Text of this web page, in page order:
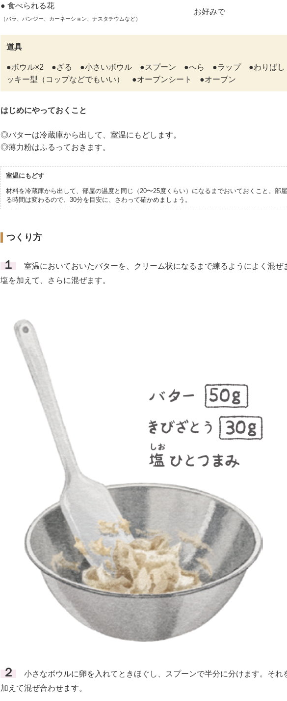
● 食べられる花
（バラ、パンジー、カーネーション、ナスタチウムなど）
お好みで
道具
●ボウル×2 ●ざる ●小さいボウル ●スプーン ●へら ●ラップ ●わりば
ッキー型（コップなどでもいい） ●オーブンシート ●オーブン
はじめにやっておくこと
◎バターは冷蔵庫から出して、室温にもどします。
◎薄力粉はふるっておきます。
室温にもどす
材料を冷蔵庫から出して、部屋の温度と同じ（20〜25度くらい）になるまでおいておくこと。部
る時間は変わるので、30分を目安に、さわって確かめましょう。
つくり方
１
室温においておいたバターを、クリーム状になるまで練るようによく混ぜ
塩を加えて、さらに混ぜます。
２ 小さなボウルに卵を入れてときほぐし、スプーンで半分に分けます。それ
加えて混ぜ合わせます。